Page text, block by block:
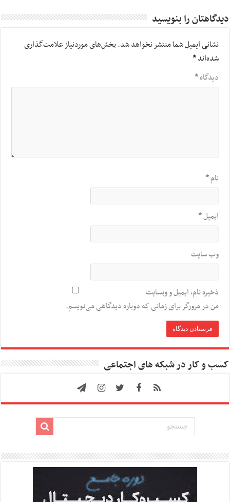
دیدگاهتان را بنویسید
نشانی ایمیل شما منتشر نخواهد شد.بخش‌های موردنیاز علامت‌گذاری
شده‌اند*
دیدگاه*
نام*
ایمیل*
وب‌ سایت
ذخیره نام، ایمیل و وبسایت
من در مرورگر برای زمانی که دوباره دیدگاهی می‌نویسم.
کسب و کار در شبکه های اجتماعی